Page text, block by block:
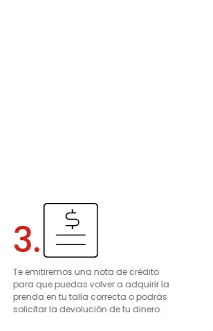
3.
Te emitiremos una nota de crédito
para que puedas volver a adquirir la
prenda en tu talla correcta o podrás
solicitar la devolución de tu dinero.